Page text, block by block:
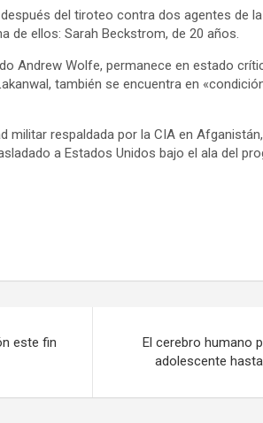
del tiroteo contra dos agentes de
de ellos: Sarah Beckstrom, de 20 años.
Andrew Wolfe, permanece en estado
también se encuentra en
militar respaldada por la CIA en
a Estados Unidos bajo el ala del
este fin
El cerebro humano
adolescente